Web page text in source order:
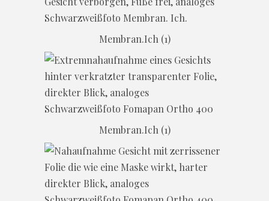
Membran.Ich (1)
Membran.Ich (1)